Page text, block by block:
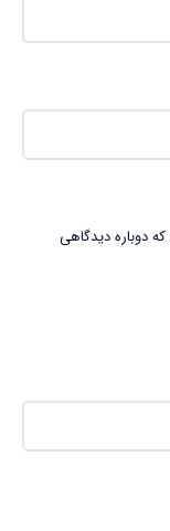
دوباره دیدگاهی